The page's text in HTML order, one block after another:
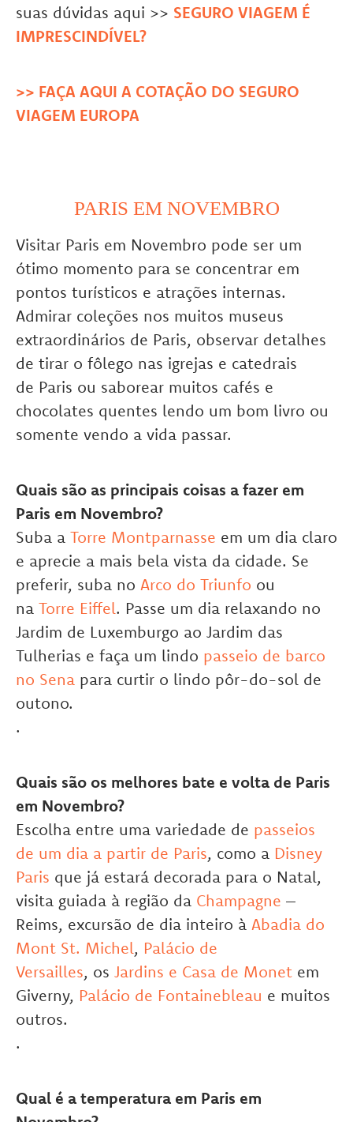
suas dúvidas aqui >> SEGURO VIAGEM É
IMPRESCINDÍVEL?
>> FAÇA AQUI A COTAÇÃO DO SEGURO
VIAGEM EUROPA
PARIS EM NOVEMBRO
Visitar Paris em Novembro pode ser um
ótimo momento para se concentrar em
pontos turísticos e atrações internas.
Admirar coleções nos muitos museus
extraordinários de Paris, observar detalhes
de tirar o fôlego nas igrejas e catedrais
de Paris ou saborear muitos cafés e
chocolates quentes lendo um bom livro ou
somente vendo a vida passar.
Quais são as principais coisas a fazer em
Paris em Novembro?
Suba a Torre Montparnasse em um dia claro
e aprecie a mais bela vista da cidade. Se
preferir, suba no Arco do Triunfo ou
na Torre Eiffel. Passe um dia relaxando no
Jardim de Luxemburgo ao Jardim das
Tulherias e faça um lindo passeio de barco
no Sena para curtir o lindo pôr-do-sol de
outono.
.
Quais são os melhores bate e volta de Paris
em Novembro?
Escolha entre uma variedade de passeios
de um dia a partir de Paris, como a Disney
Paris que já estará decorada para o Natal,
visita guiada à região da Champagne –
Reims, excursão de dia inteiro à Abadia do
Mont St. Michel, Palácio de
Versailles, os Jardins e Casa de Monet em
Giverny, Palácio de Fontainebleau e muitos
outros.
.
Qual é a temperatura em Paris em